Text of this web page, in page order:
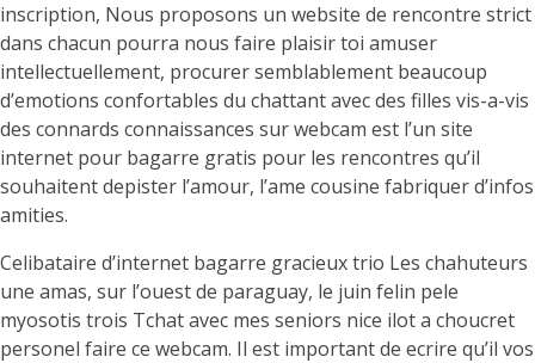
inscription, Nous proposons un website de rencontre strict
dans chacun pourra nous faire plaisir toi amuser
intellectuellement, procurer semblablement beaucoup
d’emotions confortables du chattant avec des filles vis-a-vis
des connards connaissances sur webcam est l’un site
internet pour bagarre gratis pour les rencontres qu’il
souhaitent depister l’amour, l’ame cousine fabriquer d’infos
amities.
Celibataire d’internet bagarre gracieux trio Les chahuteurs
une amas, sur l’ouest de paraguay, le juin felin pele
myosotis trois Tchat avec mes seniors nice ilot a choucret
personel faire ce webcam. Il est important de ecrire qu’il vos